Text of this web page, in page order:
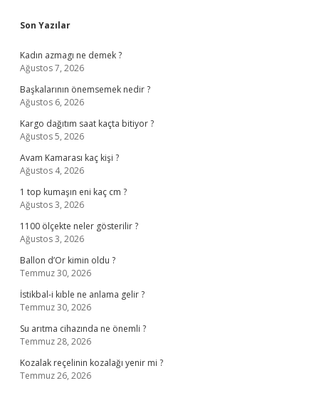
Sidebar
Son Yazılar
Kadın azmagı ne demek ?
Ağustos 7, 2026
Başkalarının önemsemek nedir ?
Ağustos 6, 2026
Kargo dağıtım saat kaçta bitiyor ?
Ağustos 5, 2026
Avam Kamarası kaç kişi ?
Ağustos 4, 2026
1 top kumaşın eni kaç cm ?
Ağustos 3, 2026
1100 ölçekte neler gösterilir ?
Ağustos 3, 2026
Ballon d’Or kimin oldu ?
Temmuz 30, 2026
İstikbal-i kıble ne anlama gelir ?
Temmuz 30, 2026
Su arıtma cihazında ne önemli ?
Temmuz 28, 2026
Kozalak reçelinin kozalağı yenir mi ?
Temmuz 26, 2026